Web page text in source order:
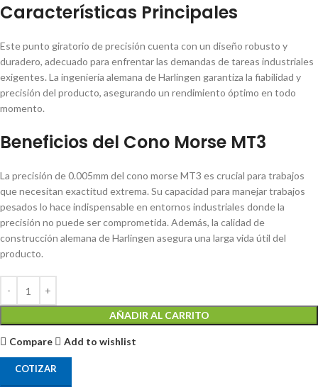
Características Principales
Este punto giratorio de precisión cuenta con un diseño robusto y
duradero, adecuado para enfrentar las demandas de tareas industriales
exigentes. La ingeniería alemana de Harlingen garantiza la fiabilidad y
precisión del producto, asegurando un rendimiento óptimo en todo
momento.
Beneficios del Cono Morse MT3
La precisión de 0.005mm del cono morse MT3 es crucial para trabajos
que necesitan exactitud extrema. Su capacidad para manejar trabajos
pesados lo hace indispensable en entornos industriales donde la
precisión no puede ser comprometida. Además, la calidad de
construcción alemana de Harlingen asegura una larga vida útil del
producto.
AÑADIR AL CARRITO
Compare Add to wishlist
COTIZAR